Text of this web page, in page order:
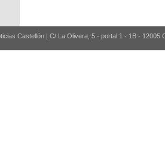
Castellón | C/ La Olivera, 5 - portal 1 - 1B - 12005